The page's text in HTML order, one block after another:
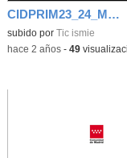
CIDPRIM23_24_M2_2.1. Susana Rodríguez_Marco Convivencia
subido por Tic ismie
-hace 2 años- 49